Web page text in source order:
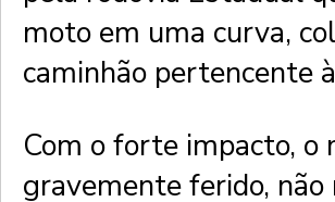
moto em uma curva,
caminhão pertencente
Com o forte impacto, o
gravemente ferido,